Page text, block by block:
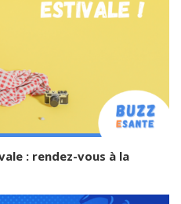
: rendez-vous à la